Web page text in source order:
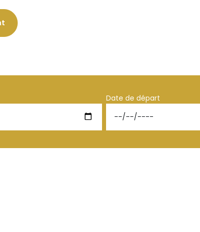
Date de départ